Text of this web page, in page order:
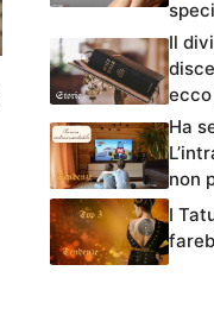
Il
Ha
non
I